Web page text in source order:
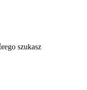
szukasz